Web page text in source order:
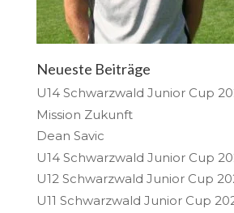
Neueste Beiträge
U14 Schwarzwald Junior Cup
Mission Zukunft
Dean Savic
U14 Schwarzwald Junior Cup
U12 Schwarzwald Junior Cup
U11 Schwarzwald Junior Cup